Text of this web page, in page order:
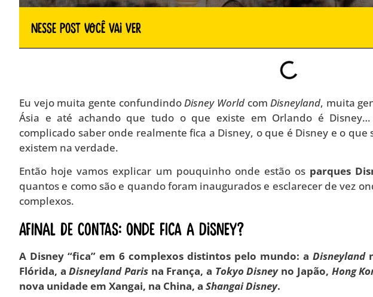
Nesse Post você vai ver
Eu vejo muita gente confundindoDisney WorldcomDisneyland, muita
Ásia e até achando que tudo o que existe em Orlando é
complicado saber onde realmente fica a Disney, o que é Disney e o
existem na verdade.
Então hoje vamos explicar um pouquinho onde estão os parques
quantos e como são e quando foram inaugurados e esclarecer de vez
complexos.
Afinal de contas: Onde fica a Disney?
A Disney “fica” em 6 complexos distintos pelo mundo: a Disneyland
Flórida, aDisneyland Paris na França, a Tokyo Disneyno Japão, Hong
nova unidade em Xangai, na China, a Shangai Disney.